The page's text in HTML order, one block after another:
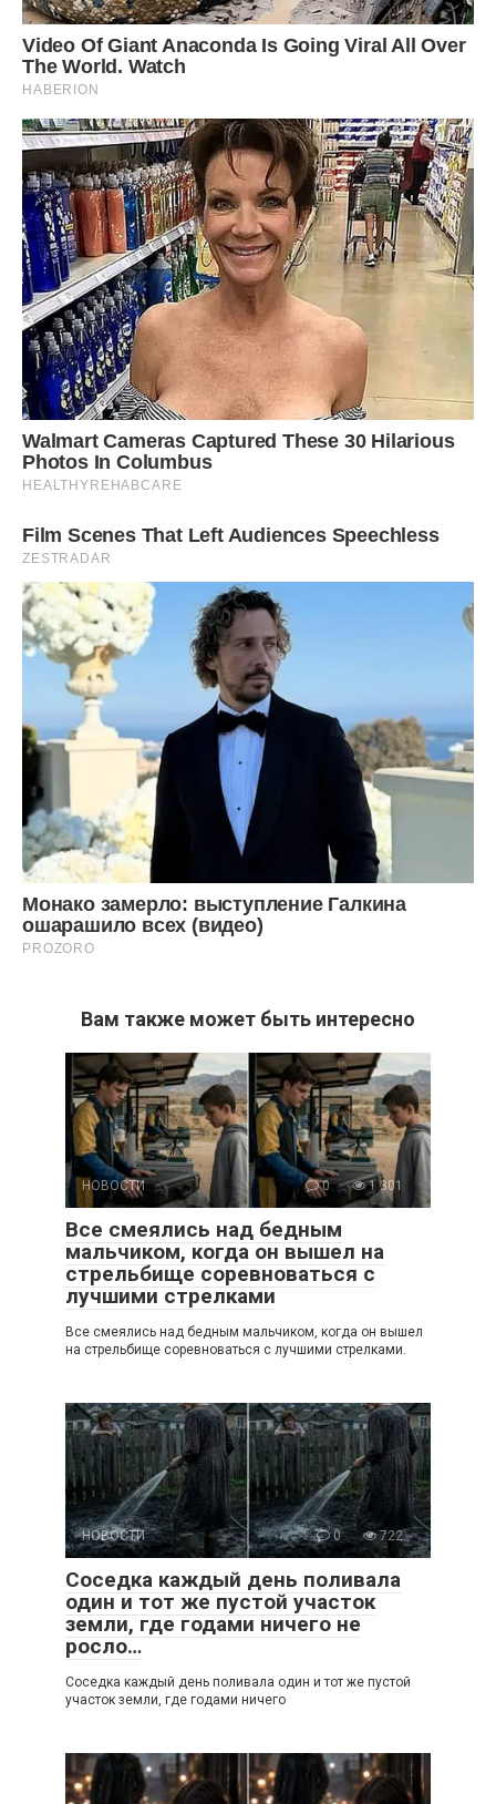
Вам также может быть интересно
НОВОСТИ 0 1 301
Все смеялись над бедным
мальчиком, когда он вышел на
стрельбище соревноваться с
лучшими стрелками
Все смеялись над бедным мальчиком, когда он вышел
на стрельбище соревноваться с лучшими стрелками.
НОВОСТИ 0 722
Соседка каждый день поливала
один и тот же пустой участок
земли, где годами ничего не
росло…
Соседка каждый день поливала один и тот же пустой
участок земли, где годами ничего